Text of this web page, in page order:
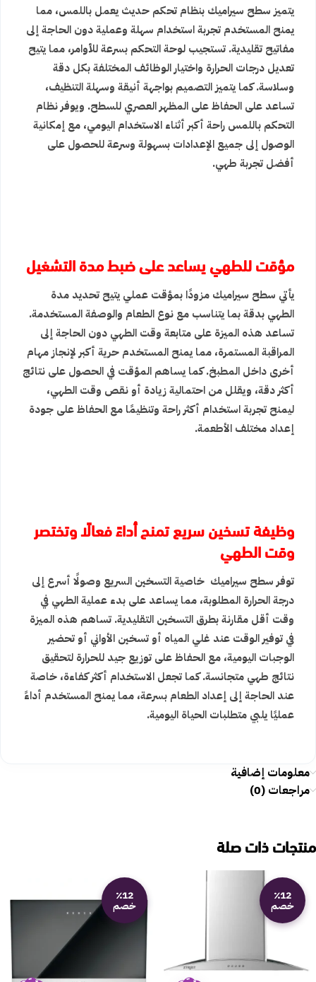
يتميز سطح سيراميك بنظام تحكم حديث يعمل باللمس، مما
يمنح المستخدم تجربة استخدام سهلة وعملية دون الحاجة إلى
مفاتيح تقليدية. تستجيب لوحة التحكم بسرعة للأوامر، مما يتيح
تعديل درجات الحرارة واختيار الوظائف المختلفة بكل دقة
وسلاسة. كما يتميز التصميم بواجهة أنيقة وسهلة التنظيف،
تساعد على الحفاظ على المظهر العصري للسطح. ويوفر نظام
التحكم باللمس راحة أكبر أثناء الاستخدام اليومي، مع إمكانية
الوصول إلى جميع الإعدادات بسهولة وسرعة للحصول على
أفضل تجربة طهي.
مؤقت للطهي يساعد على ضبط مدة التشغيل
يأتي سطح سيراميك مزودًا بمؤقت عملي يتيح تحديد مدة
الطهي بدقة بما يتناسب مع نوع الطعام والوصفة المستخدمة.
تساعد هذه الميزة على متابعة وقت الطهي دون الحاجة إلى
المراقبة المستمرة، مما يمنح المستخدم حرية أكبر لإنجاز مهام
أخرى داخل المطبخ. كما يساهم المؤقت في الحصول على نتائج
أكثر دقة، ويقلل من احتمالية زيادة أو نقص وقت الطهي،
ليمنح تجربة استخدام أكثر راحة وتنظيمًا مع الحفاظ على جودة
إعداد مختلف الأطعمة.
وظيفة تسخين سريع تمنح أداءً فعالًا وتختصر
وقت الطهي
توفر سطح سيراميك خاصية التسخين السريع وصولًا أسرع إلى
درجة الحرارة المطلوبة، مما يساعد على بدء عملية الطهي في
وقت أقل مقارنة بطرق التسخين التقليدية. تساهم هذه الميزة
في توفير الوقت عند غلي المياه أو تسخين الأواني أو تحضير
الوجبات اليومية، مع الحفاظ على توزيع جيد للحرارة لتحقيق
نتائج طهي متجانسة. كما تجعل الاستخدام أكثر كفاءة، خاصة
عند الحاجة إلى إعداد الطعام بسرعة، مما يمنح المستخدم أداءً
عمليًا يلبي متطلبات الحياة اليومية.
معلومات إضافية
مراجعات (0)
منتجات ذات صلة
٪12
خصم
٪12
خصم